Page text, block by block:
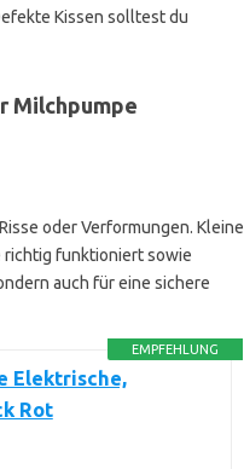
Kissen solltest du
Milchpumpe
oder Verformungen. Kleine
richtig funktioniert sowie
auch für eine sichere
EMPFEHLUNG
Elektrische,
Rot